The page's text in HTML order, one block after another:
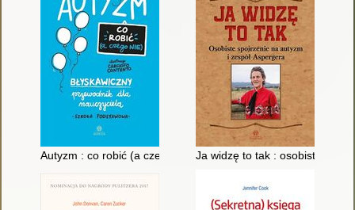
Autyzm : co robić (a czego nie) Ja widzę to tak : osobiste